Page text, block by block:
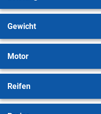
Gewicht
Motor
Reifen